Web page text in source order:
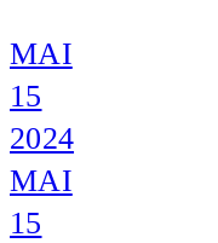
MAI
15
2024
MAI
15